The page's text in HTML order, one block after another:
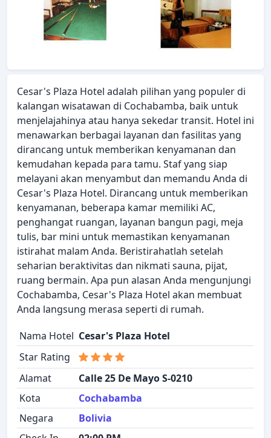
Cesar's Plaza Hotel adalah pilihan yang populer di
kalangan wisatawan di Cochabamba, baik untuk
menjelajahinya atau hanya sekedar transit. Hotel ini
menawarkan berbagai layanan dan fasilitas yang
dirancang untuk memberikan kenyamanan dan
kemudahan kepada para tamu. Staf yang siap
melayani akan menyambut dan memandu Anda di
Cesar's Plaza Hotel. Dirancang untuk memberikan
kenyamanan, beberapa kamar memiliki AC,
penghangat ruangan, layanan bangun pagi, meja
tulis, bar mini untuk memastikan kenyamanan
istirahat malam Anda. Beristirahatlah setelah
seharian beraktivitas dan nikmati sauna, pijat,
ruang bermain. Apa pun alasan Anda mengunjungi
Cochabamba, Cesar's Plaza Hotel akan membuat
Anda langsung merasa seperti di rumah.
Nama Hotel Cesar's Plaza Hotel
Star Rating
Alamat
Calle 25 De Mayo S-0210
Kota
Cochabamba
Negara
Bolivia